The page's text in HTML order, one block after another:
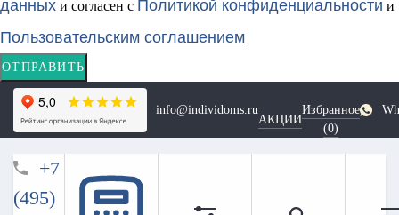
данных и согласен с Политикой конфиденциальности и
Пользовательским соглашением
ОТПРАВИТЬ
info@individoms.ru
АКЦИИ
Избранное
(0)
+7
(495)